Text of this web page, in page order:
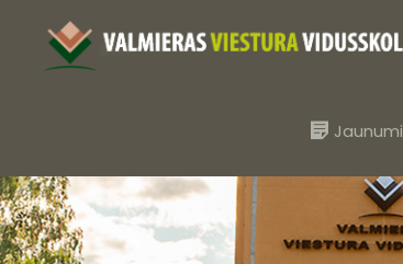
Jaunumi